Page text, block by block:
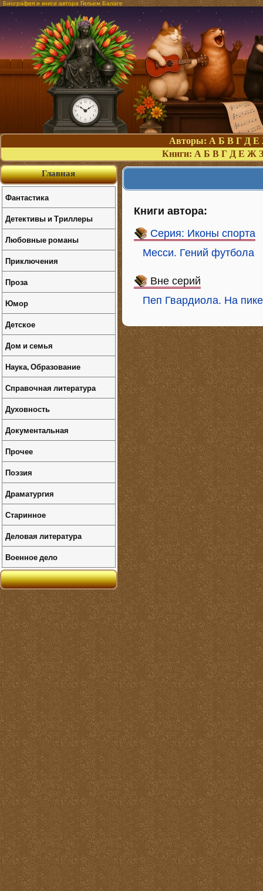
Биография и книги автора Гильем Балаге
Авторы: А Б В Г Д Е
Книги: А Б В Г Д Е Ж З
Книги автора:
Серия: Иконы спорта
Месси. Гений футбола
Вне серий
Пеп Гвардиола. На пике
Главная
Фантастика
Детективы и Триллеры
Любовные романы
Приключения
Проза
Юмор
Детское
Дом и семья
Наука, Образование
Справочная литература
Духовность
Документальная
Прочее
Поэзия
Драматургия
Старинное
Деловая литература
Военное дело